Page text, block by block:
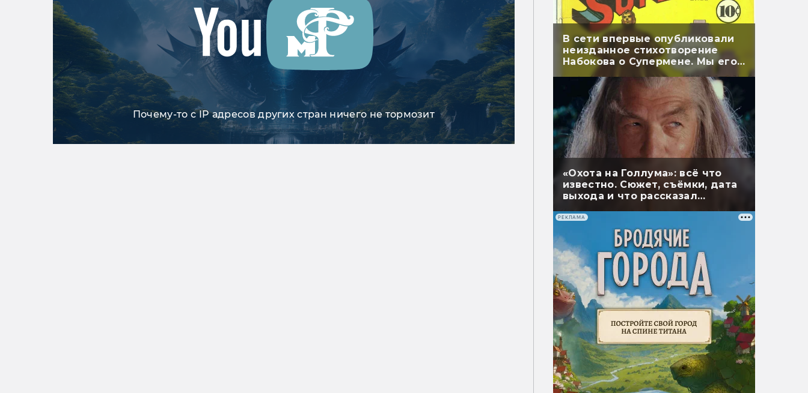
Почему-то с IP адресов других стран ничего не тормозит
В сети впервые опубликовали
неизданное стихотворение
Набокова о Супермене. Мы его
перевели
«Охота на Голлума»: всё что
известно. Сюжет, съёмки, дата
выхода и что рассказал
РЕКЛАМА